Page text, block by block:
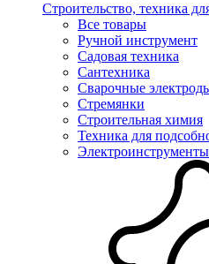
Строительство, техника
Все товары
Ручной инструмент
Садовая техника
Сантехника
Сварочные
Стремянки
Строительная химия
Техника для
Электроинструменты